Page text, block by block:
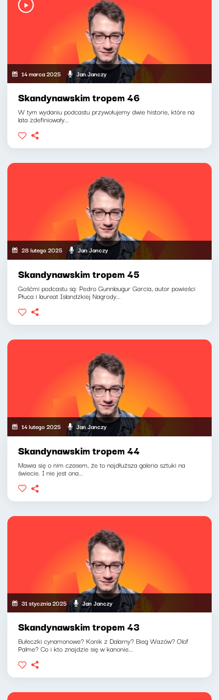
14 marca 2025 Jan Janczy
Skandynawskim tropem 46
W tym wydaniu podcastu przywołujemy dwie historie, które na
lata zdefiniowały...
28 lutego 2025 Jan Janczy
Skandynawskim tropem 45
Gośćmi podcastu są: Pedro Gunnlaugur Garcia, autor powieści
Płuca i laureat Islandzkiej Nagrody...
14 lutego 2025 Jan Janczy
Skandynawskim tropem 44
Mawia się o nim czasem, że to najdłuższa galeria sztuki na
świecie. I nie jest ona...
31 stycznia 2025 Jan Janczy
Skandynawskim tropem 43
Bułeczki cynamonowe? Konik z Dalarny? Bieg Wazów? Olof
Palme? Co i kto znajdzie się w kanonie...